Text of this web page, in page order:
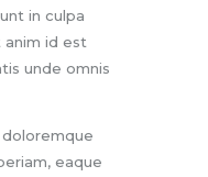
in culpa
id est
unde omnis
eaque